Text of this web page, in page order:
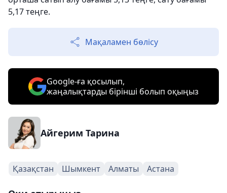
5,17 теңге.
Мақаламен бөлісу
Google-ға қосылып,
жаңалықтарды бірінші болып оқыңыз
Айгерим Тарина
Қазақстан Шымкент Алматы Астана